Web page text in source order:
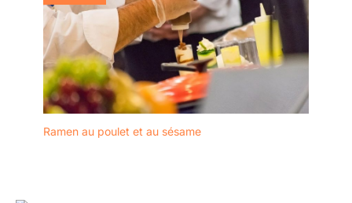
Ramen au poulet et au sésame